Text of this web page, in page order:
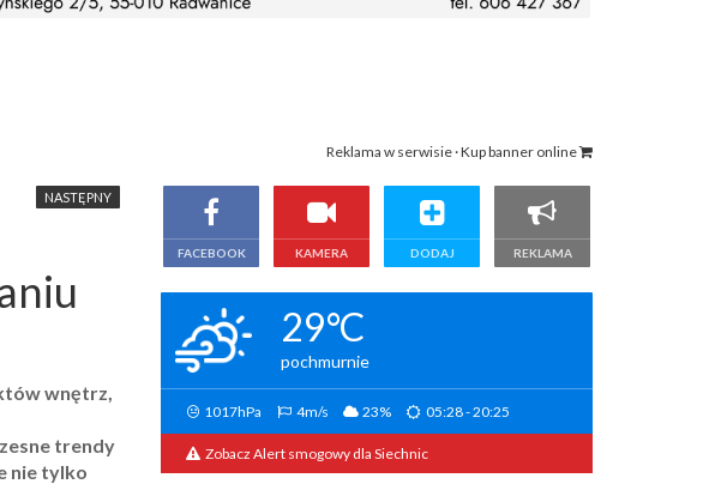
Reklama w serwisie · Kup banner online
NASTĘPNY
wnętrz,
trendy
nie tylko
FACEBOOK KAMERA DODAJ REKLAMA
29°C
pochmurnie
1017hPa 4m/s 23% 05:28 - 20:25
Zobacz Alert smogowy dla Siechnic